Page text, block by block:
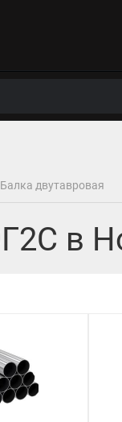
Балка двутавровая
в